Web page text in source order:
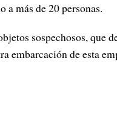
a más de 20 personas.
sospechosos, que
embarcación de esta